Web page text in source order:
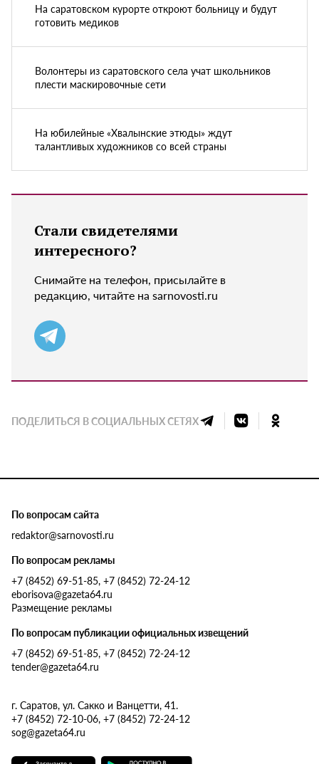
На саратовском курорте откроют больницу и будут
готовить медиков
Волонтеры из саратовского села учат школьников
плести маскировочные сети
На юбилейные «Хвалынские этюды» ждут
талантливых художников со всей страны
Стали свидетелями
интересного?
Снимайте на телефон, присылайте в
редакцию, читайте на sarnovosti.ru
ПОДЕЛИТЬСЯ В СОЦИАЛЬНЫХ СЕТЯХ
По вопросам сайта
redaktor@sarnovosti.ru
По вопросам рекламы
+7 (8452) 69-51-85, +7 (8452) 72-24-12
eborisova@gazeta64.ru
Размещение рекламы
По вопросам публикации официальных извещений
+7 (8452) 69-51-85, +7 (8452) 72-24-12
tender@gazeta64.ru
г. Саратов, ул. Сакко и Ванцетти, 41.
+7 (8452) 72-10-06, +7 (8452) 72-24-12
sog@gazeta64.ru